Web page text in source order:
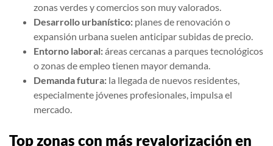
zonas verdes y comercios son muy valorados.
Desarrollo urbanístico: planes de renovación o
expansión urbana suelen anticipar subidas de precio.
Entorno laboral:áreas cercanas a parques tecnológicos
o zonas de empleo tienen mayor demanda.
Demanda futura: la llegada de nuevos residentes,
especialmente jóvenes profesionales, impulsa el
mercado.
Top zonas con más revalorización en